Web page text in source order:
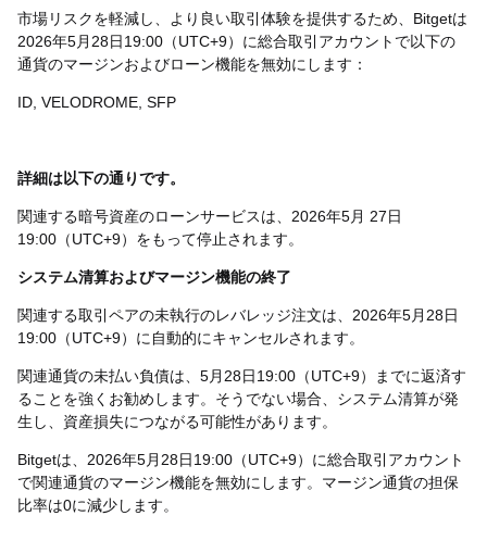
市場リスクを軽減し、より良い取引体験を提供するため、Bitgetは
2026年5月28日19:00（UTC+9）に総合取引アカウントで以下の
通貨のマージンおよびローン機能を無効にします：
ID, VELODROME, SFP
詳細は以下の通りです。
関連する暗号資産のローンサービスは、2026年5月 27日
19:00（UTC+9）をもって停止されます。
システム清算およびマージン機能の終了
関連する取引ペアの未執行のレバレッジ注文は、2026年5月28日
19:00（UTC+9）に自動的にキャンセルされます。
関連通貨の未払い負債は、5月28日19:00（UTC+9）までに返済す
ることを強くお勧めします。そうでない場合、システム清算が発
生し、資産損失につながる可能性があります。
Bitgetは、2026年5月28日19:00（UTC+9）に総合取引アカウント
で関連通貨のマージン機能を無効にします。マージン通貨の担保
比率は0に減少します。